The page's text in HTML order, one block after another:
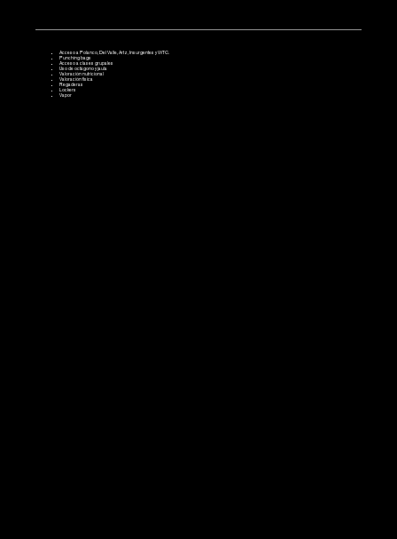
Acceso a Polanco, Del Valle, Artz, Insurgentes y WTC.
Punching bags
Acceso a clases grupales
Uso de octágono y jaula
Valoración nutricional
Valoración física
Regaderas
Lockers
Vapor